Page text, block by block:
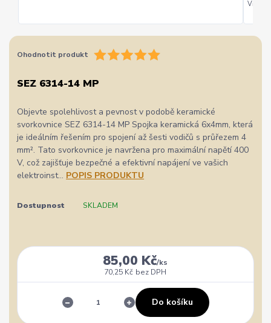
Vřele
Ohodnotit produkt
SEZ 6314-14 MP
Objevte spolehlivost a pevnost v podobě keramické
svorkovnice SEZ 6314-14 MP Spojka keramická 6x4mm, která
je ideálním řešením pro spojení až šesti vodičů s průřezem 4
mm². Tato svorkovnice je navržena pro maximální napětí 400
V, což zajišťuje bezpečné a efektivní napájení ve vašich
elektroinst... POPIS PRODUKTU
Dostupnost SKLADEM
85,00 Kč/ks
70,25 Kč bez DPH
Do košíku